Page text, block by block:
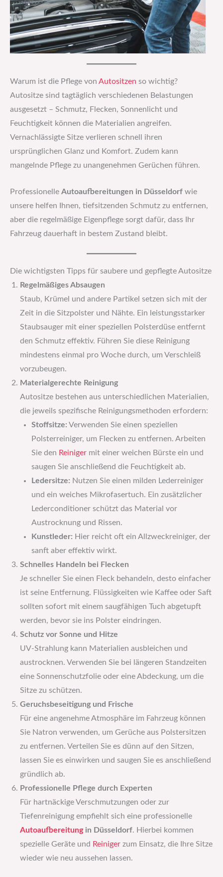
Warum ist die Pflege von Autositzen so wichtig?
Autositze sind tagtäglich verschiedenen Belastungen
ausgesetzt – Schmutz, Flecken, Sonnenlicht und
Feuchtigkeit können die Materialien angreifen.
Vernachlässigte Sitze verlieren schnell ihren
ursprünglichen Glanz und Komfort. Zudem kann
mangelnde Pflege zu unangenehmen Gerüchen führen.
Professionelle Autoaufbereitungen in Düsseldorf wie
unsere helfen Ihnen, tiefsitzenden Schmutz zu entfernen,
aber die regelmäßige Eigenpflege sorgt dafür, dass Ihr
Fahrzeug dauerhaft in bestem Zustand bleibt.
Die wichtigsten Tipps für saubere und gepflegte Autositze
Regelmäßiges Absaugen
Staub, Krümel und andere Partikel setzen sich mit der
Zeit in die Sitzpolster und Nähte. Ein leistungsstarker
Staubsauger mit einer speziellen Polsterdüse entfernt
den Schmutz effektiv. Führen Sie diese Reinigung
mindestens einmal pro Woche durch, um Verschleiß
vorzubeugen.
Materialgerechte Reinigung
Autositze bestehen aus unterschiedlichen Materialien,
die jeweils spezifische Reinigungsmethoden erfordern:
Stoffsitze: Verwenden Sie einen speziellen
Polsterreiniger, um Flecken zu entfernen. Arbeiten
Sie den Reiniger mit einer weichen Bürste ein und
saugen Sie anschließend die Feuchtigkeit ab.
Ledersitze: Nutzen Sie einen milden Lederreiniger
und ein weiches Mikrofasertuch. Ein zusätzlicher
Lederconditioner schützt das Material vor
Austrocknung und Rissen.
Kunstleder: Hier reicht oft ein Allzweckreiniger, der
sanft aber effektiv wirkt.
Schnelles Handeln bei Flecken
Je schneller Sie einen Fleck behandeln, desto einfacher
ist seine Entfernung. Flüssigkeiten wie Kaffee oder Saft
sollten sofort mit einem saugfähigen Tuch abgetupft
werden, bevor sie ins Polster eindringen.
Schutz vor Sonne und Hitze
UV-Strahlung kann Materialien ausbleichen und
austrocknen. Verwenden Sie bei längeren Standzeiten
eine Sonnenschutzfolie oder eine Abdeckung, um die
Sitze zu schützen.
Geruchsbeseitigung und Frische
Für eine angenehme Atmosphäre im Fahrzeug können
Sie Natron verwenden, um Gerüche aus Polstersitzen
zu entfernen. Verteilen Sie es dünn auf den Sitzen,
lassen Sie es einwirken und saugen Sie es anschließend
gründlich ab.
Professionelle Pflege durch Experten
Für hartnäckige Verschmutzungen oder zur
Tiefenreinigung empfiehlt sich eine professionelle
Autoaufbereitungin Düsseldorf. Hierbei kommen
spezielle Geräte und Reiniger zum Einsatz, die Ihre Sitze
wieder wie neu aussehen lassen.